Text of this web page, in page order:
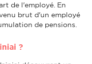
de l'employé. En
brut d'un employé
de pensions.
?